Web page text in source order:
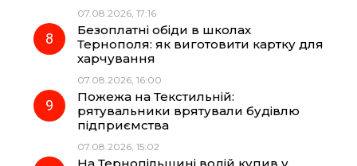
07.08.2026, 17:16
Безоплатні обіди в школах
Тернополя: як виготовити картку для
харчування
07.08.2026, 16:00
Пожежа на Текстильній:
рятувальники врятували будівлю
підприємства
07.08.2026, 15:02